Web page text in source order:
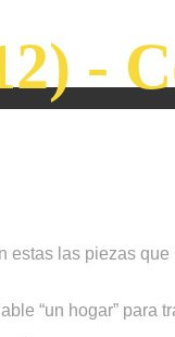
-
estas las piezas
“un hogar” para